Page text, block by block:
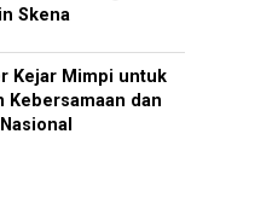
Skena
Kejar Mimpi untuk
Kebersamaan dan